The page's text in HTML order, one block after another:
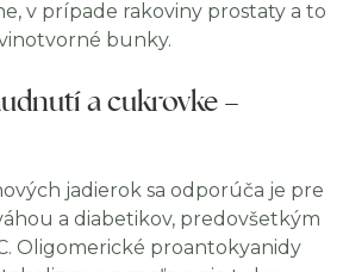
v prípade rakoviny prostaty a to
bunky.
a cukrovke –
jadierok sa odporúča je pre
a diabetikov, predovšetkým
Oligomerické proantokyanidy